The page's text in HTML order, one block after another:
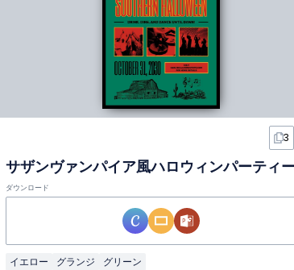
3
ダウンロード
イエロー グランジ グリーン